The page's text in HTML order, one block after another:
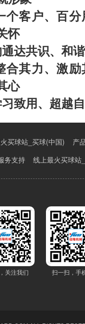
个客户、百分
怀
达共识、和
合其力、激
心
致用、超越
买球站_买球(中国) 产
务支持 线上最火买球站
关注我们 扫一扫，手